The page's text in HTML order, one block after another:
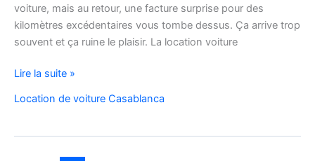
voiture, mais au retour, une facture surprise pour des
kilomètres excédentaires vous tombe dessus. Ça arrive trop
souvent et ça ruine le plaisir. La location voiture
Location
Pas
Kilométrage
Lire la suite »
Location de voiture Casablanca